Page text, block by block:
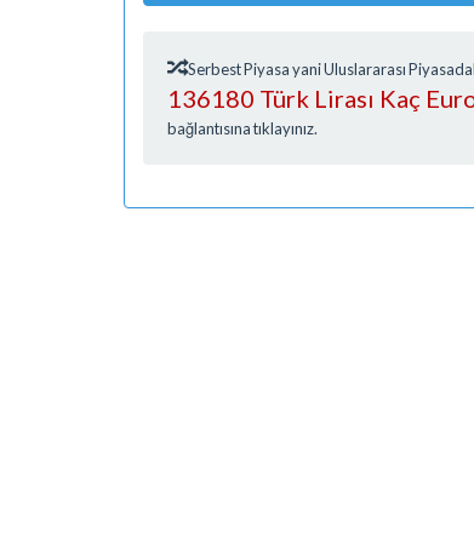
Serbest Piyasa yani Uluslararası
136180 Türk Lirası Kaç
bağlantısına tıklayınız.